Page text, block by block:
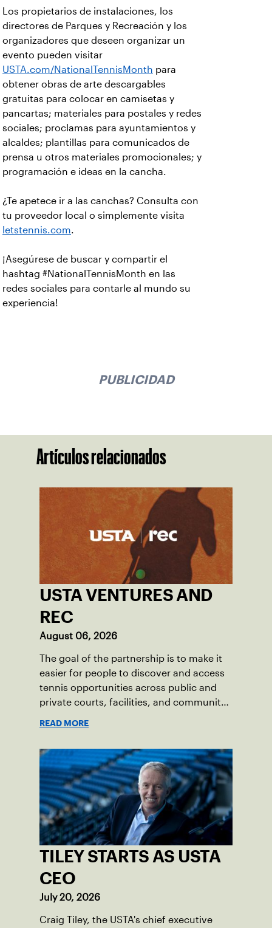
Los propietarios de instalaciones, los
directores de Parques y Recreación y los
organizadores que deseen organizar un
evento pueden visitar
USTA.com/NationalTennisMonth para
obtener obras de arte descargables
gratuitas para colocar en camisetas y
pancartas; materiales para postales y redes
sociales; proclamas para ayuntamientos y
alcaldes; plantillas para comunicados de
prensa u otros materiales promocionales; y
programación e ideas en la cancha.
¿Te apetece ir a las canchas? Consulta con
tu proveedor local o simplemente visita
letstennis.com.
¡Asegúrese de buscar y compartir el
hashtag #NationalTennisMonth en las
redes sociales para contarle al mundo su
experiencia!
PUBLICIDAD
Artículos relacionados
USTA VENTURES AND
REC
August 06, 2026
The goal of the partnership is to make it
easier for people to discover and access
tennis opportunities across public and
private courts, facilities, and community
READ MORE
TILEY STARTS AS USTA
CEO
July 20, 2026
Craig Tiley, the USTA's chief executive